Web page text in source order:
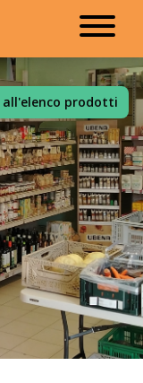
all'elenco prodotti